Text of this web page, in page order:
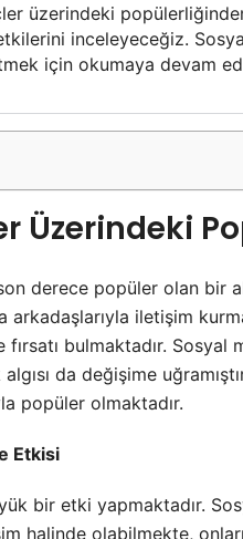
üzerindeki
inceleyeceğiz.
için okumaya devam
Üzerindeki
derece popüler olan bir
iletişim
bulmaktadır. Sosyal
da değişime
popüler olmaktadır.
Etkisi
bir etki yapmaktadır.
halinde olabilmekte,